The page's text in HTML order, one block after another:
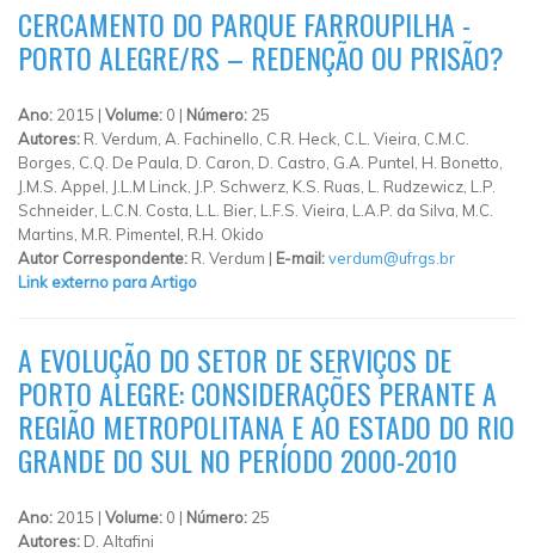
CERCAMENTO DO PARQUE FARROUPILHA -
PORTO ALEGRE/RS – REDENÇÃO OU PRISÃO?
Ano: 2015 | Volume: 0 | Número: 25
Autores: R. Verdum, A. Fachinello, C.R. Heck, C.L. Vieira, C.M.C.
Borges, C.Q. De Paula, D. Caron, D. Castro, G.A. Puntel, H. Bonetto,
J.M.S. Appel, J.L.M Linck, J.P. Schwerz, K.S. Ruas, L. Rudzewicz, L.P.
Schneider, L.C.N. Costa, L.L. Bier, L.F.S. Vieira, L.A.P. da Silva, M.C.
Martins, M.R. Pimentel, R.H. Okido
Autor Correspondente: R. Verdum | E-mail:verdum@ufrgs.br
Link externo para Artigo
A EVOLUÇÃO DO SETOR DE SERVIÇOS DE
PORTO ALEGRE: CONSIDERAÇÕES PERANTE A
REGIÃO METROPOLITANA E AO ESTADO DO RIO
GRANDE DO SUL NO PERÍODO 2000-2010
Ano: 2015 | Volume: 0 | Número: 25
Autores: D. Altafini